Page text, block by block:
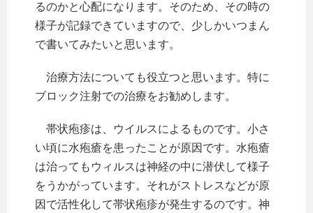
るのかと心配になります。そのため、その時の
様子が記録できていますので、少しかいつまん
で書いてみたいと思います。
治療方法についても役立つと思います。特に
ブロック注射での治療をお勧めします。
帯状疱疹は、ウイルスによるものです。小さ
い頃に水疱瘡を患ったことが原因です。水疱瘡
は治ってもウィルスは神経の中に潜伏して様子
をうかがっています。それがストレスなどが原
因で活性化して帯状疱疹が発生するのです。神